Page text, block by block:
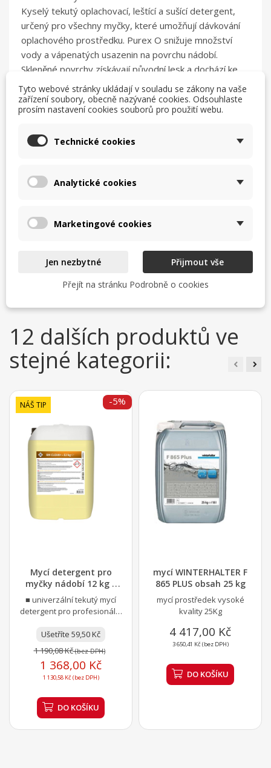
Kyselý tekutý oplachovací, leštící a sušící detergent,
určený pro všechny myčky, které umožňují dávkování
oplachového prostředku. Purex O snižuje množství
vody a vápenatých usazenin na povrchu nádobí.
Skleněné povrchy získávají původní lesk a dochází ke
snazšímu sušení. Purex O je dávkován do mycího
stroje automaticky zpravidla 1 - 3 g/l. Při
koncentračním dávkování se spotřeba pohybuje do 1
Na tento produkt momentálně není přidána žádná recenze.
12 dalších produktů ve
stejné kategorii:
NÁŠ TIP
Mycí detergent pro
myčky nádobí 12 kg |
RM + REDFOX - RM...
■ univerzální tekutý mycí
detergent pro profesionální
1 až 5 g...
Ušetříte 59,50 Kč
1 190,08 Kč(bez DPH)
-5%
1 368,00 Kč
1 130,58 Kč (bez DPH)
DO KOŠÍKU
mycí WINTERHALTER F
865 PLUS obsah 25 kg
mycí prostředek vysoké
kvality 25Kg
4 417,00 Kč
3 650,41 Kč (bez DPH)
DO KOŠÍKU
Tyto webové stránky ukládají v souladu se zákony na vaše
zařízení soubory, obecně nazývané cookies. Odsouhlaste
prosím nastavení cookies souborů pro použití webu.
Technické cookies
Analytické cookies
Marketingové cookies
Jen nezbytné
Přijmout vše
Přejít na stránku Podrobně o cookies